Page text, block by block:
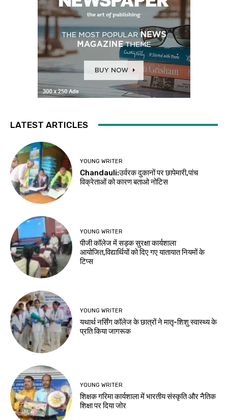
LATEST ARTICLES
YOUNG WRITER
Chandauli:उर्वरक दुकानों पर छापेमारी,पांच
विक्रेताओं को कारण बताओ नोटिस
YOUNG WRITER
पीजी कॉलेज में सड़क सुरक्षा कार्यशाला
आयोजित,विद्यार्थियों को दिए गए यातायात नियमों के
टिप्स
YOUNG WRITER
यथार्थ नर्सिंग कॉलेज के छात्रों ने मातृ-शिशु स्वास्थ्य के
प्रति किया जागरूक
YOUNG WRITER
शिक्षक गरिमा कार्यशाला में भारतीय संस्कृति और नैतिक
शिक्षा पर दिया जोर